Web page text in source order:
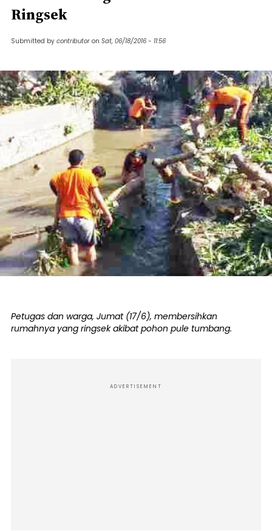
Ringsek
Submitted by contributor on Sat, 06/18/2016 - 11:56
Petugas dan warga, Jumat (17/6), membersihkan
rumahnya yang ringsek akibat pohon pule tumbang.
ADVERTISEMENT